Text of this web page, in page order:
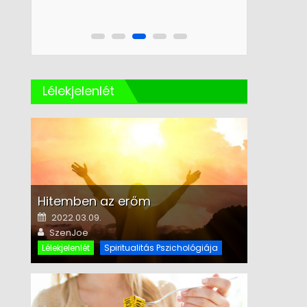
Lélekjelenlét
Hitemben az erőm
Posted on
2022.03.09.
Author
SzenJoe
Lélekjelenlét Spiritualitás Pszichológiája